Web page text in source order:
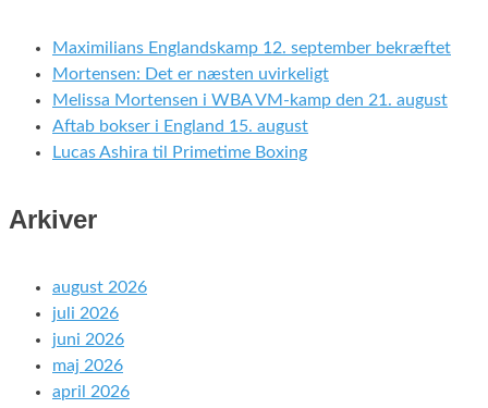
Maximilians Englandskamp 12. september bekræftet
Mortensen: Det er næsten uvirkeligt
Melissa Mortensen i WBA VM-kamp den 21. august
Aftab bokser i England 15. august
Lucas Ashira til Primetime Boxing
Arkiver
august 2026
juli 2026
juni 2026
maj 2026
april 2026